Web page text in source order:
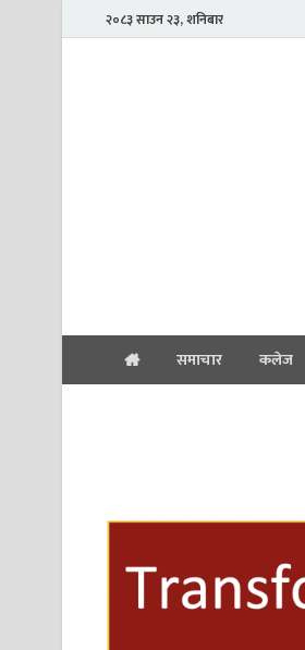
२०८३ साउन २३, शनिबार
समाचार कलेज